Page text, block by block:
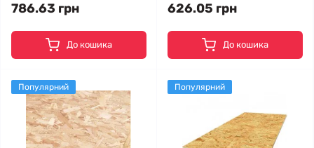
786.63 грн
До кошика
626.05 грн
До кошика
Популярний Популярний